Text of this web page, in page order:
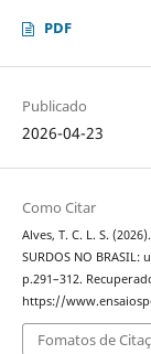
PDF
Publicado
2026-04-23
Como Citar
Alves, T. C. L. S.
SURDOS NO BRASIL:
p.291–312.
https://
Fomatos de